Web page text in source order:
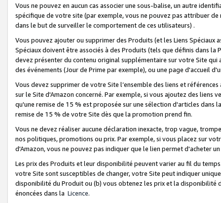
Vous ne pouvez en aucun cas associer une sous-balise, un autre
spécifique de votre site (par exemple, vous ne pouvez pas attribuer
dans le but de surveiller le comportement de ces utilisateurs) .
Vous pouvez ajouter ou supprimer des Produits (et les Liens
Spéciaux doivent être associés à des Produits (tels que définis dans
devez présenter du contenu original supplémentaire sur votre Site qui
des événements (Jour de Prime par exemple), ou une page d'accueil
Vous devez supprimer de votre Site l’ensemble des liens et
sur le Site d'Amazon concerné. Par exemple, si vous ajoutez des
qu'une remise de 15 % est proposée sur une sélection d'articles
remise de 15 % de votre Site dès que la promotion prend fin.
Vous ne devez réaliser aucune déclaration inexacte, trop vague,
nos politiques, promotions ou prix. Par exemple, si vous placez sur
d'Amazon, vous ne pouvez pas indiquer que le lien permet d'acheter
Les prix des Produits et leur disponibilité peuvent varier au fil du
votre Site sont susceptibles de changer, votre Site peut indiquer
disponibilité du Produit ou (b) vous obtenez les prix et la disponibilité
énoncées dans la Licence.